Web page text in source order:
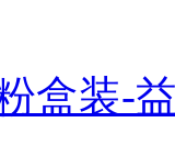
盒装-